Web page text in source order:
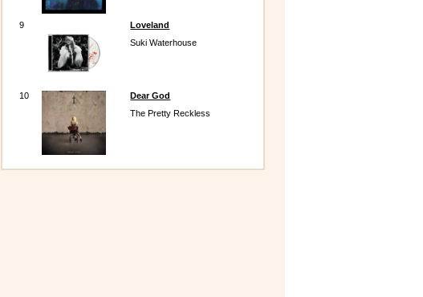
9
Loveland
Suki Waterhouse
10
Dear God
The Pretty Reckless